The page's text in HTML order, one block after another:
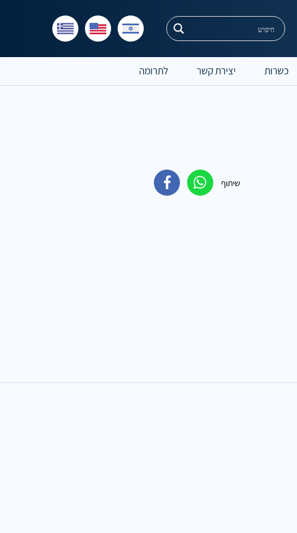
כשרות יצירת קשר לתרומה
שיתוף